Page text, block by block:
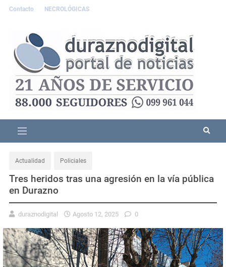
Contacto NECROLÓGICAS
Actualidad Policiales
Tres heridos tras una agresión en la vía pública
en Durazno
duraznodigital Agosto 12, 2025 0